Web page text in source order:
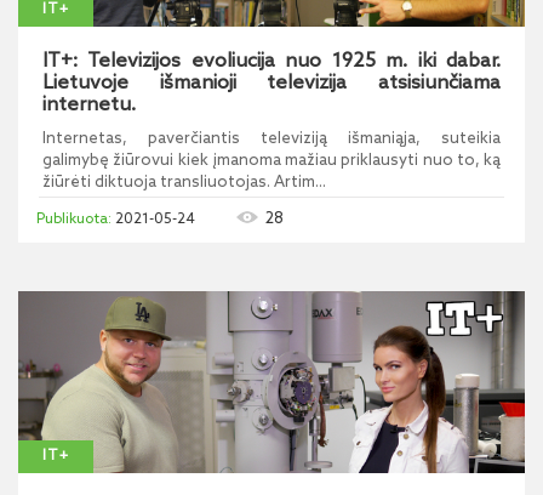
IT+
IT+: Televizijos evoliucija nuo 1925 m. iki dabar.
Lietuvoje išmanioji televizija atsisiunčiama
internetu.
Internetas, paverčiantis televiziją išmaniąja, suteikia
galimybę žiūrovui kiek įmanoma mažiau priklausyti nuo to, ką
žiūrėti diktuoja transliuotojas. Artim...
2021-05-24 28
IT+